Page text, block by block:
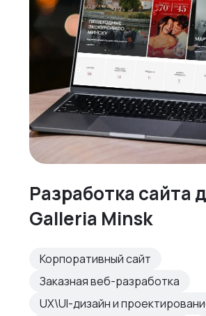
Разработка сайта
Galleria Minsk
Корпоративный сайт
Заказная веб-разработка
UX\UI-дизайн и